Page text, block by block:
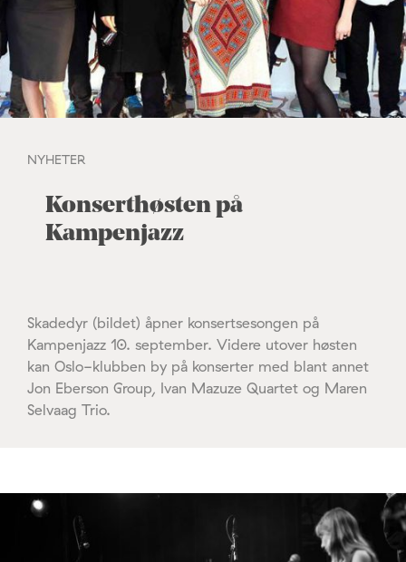
NYHETER
Konserthøsten på
Kampenjazz
Skadedyr (bildet) åpner konsertsesongen på
Kampenjazz 10. september. Videre utover høsten
kan Oslo-klubben by på konserter med blant annet
Jon Eberson Group, Ivan Mazuze Quartet og Maren
Selvaag Trio.